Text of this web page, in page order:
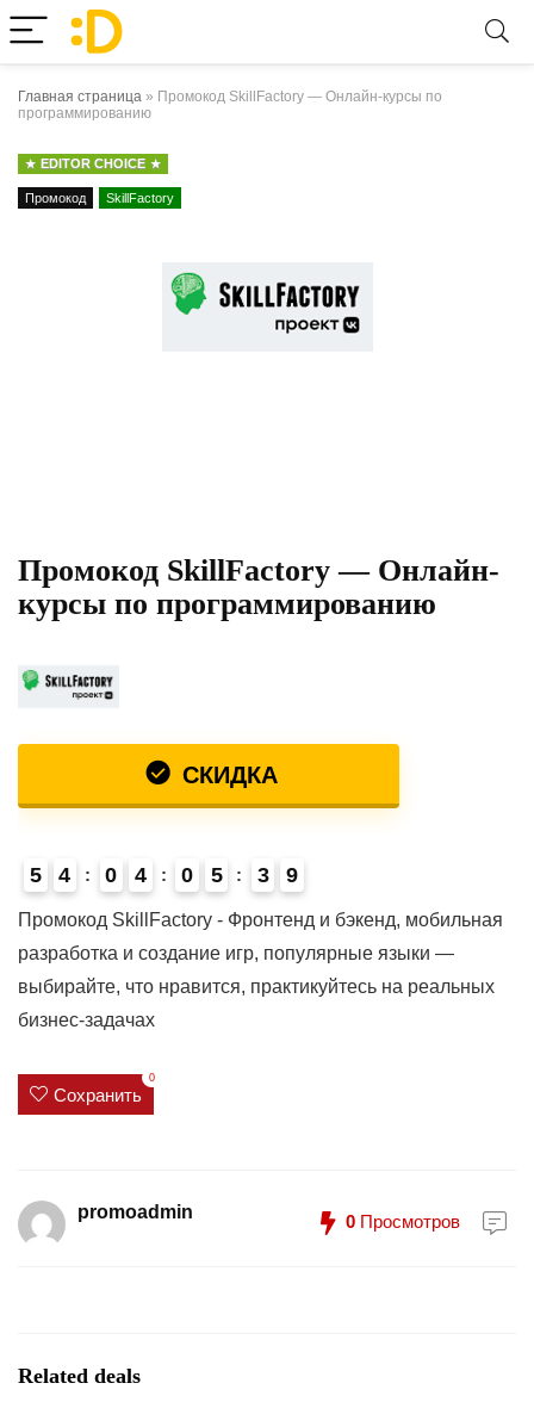
Главная страница » Промокод SkillFactory — Онлайн-курсы по
программированию
EDITOR CHOICE
Промокод SkillFactory
Промокод SkillFactory — Онлайн-
курсы по программированию
СКИДКА
5 4 0 4 0 5 3 9
Промокод SkillFactory - Фронтенд и бэкенд, мобильная
разработка и создание игр, популярные языки —
выбирайте, что нравится, практикуйтесь на реальных
бизнес-задачах
Сохранить
0
promoadmin 0 Просмотров
Related deals